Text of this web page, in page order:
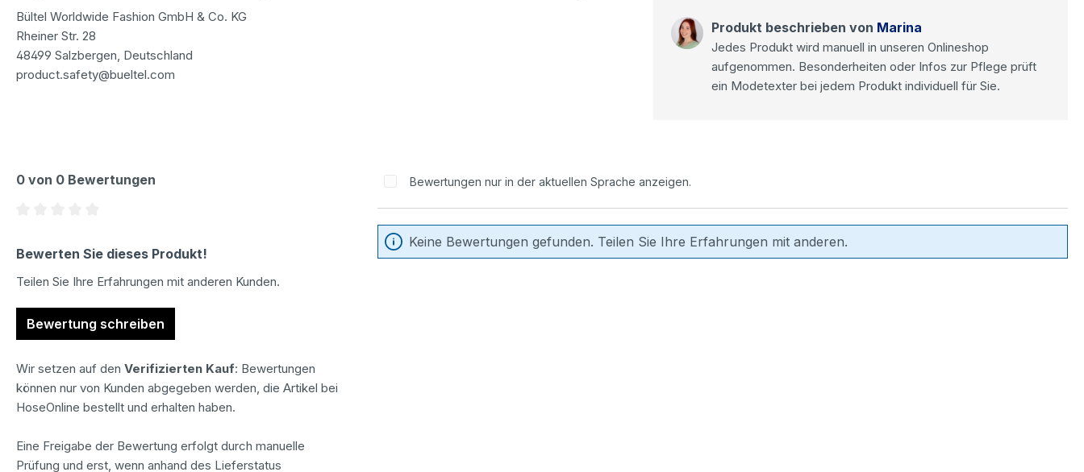
Bültel Worldwide Fashion GmbH & Co. KG
Rheiner Str. 28
48499 Salzbergen, Deutschland
product.safety@bueltel.com
Produkt beschrieben von Marina
Jedes Produkt wird manuell in unseren Onlineshop
aufgenommen. Besonderheiten oder Infos zur Pflege prüft
ein Modetexter bei jedem Produkt individuell für Sie.
0 von 0 Bewertungen
Bewerten Sie dieses Produkt!
Teilen Sie Ihre Erfahrungen mit anderen Kunden.
Bewertung schreiben
Wir setzen auf den Verifizierten Kauf: Bewertungen
können nur von Kunden abgegeben werden, die Artikel bei
HoseOnline bestellt und erhalten haben.
Eine Freigabe der Bewertung erfolgt durch manuelle
Prüfung und erst, wenn anhand des Lieferstatus
Bewertungen nur in der aktuellen Sprache anzeigen.
Keine Bewertungen gefunden. Teilen Sie Ihre Erfahrungen mit anderen.